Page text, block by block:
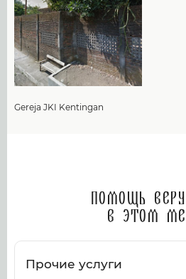
Gereja JKI Kentingan
Помощь
в этом
Прочие услуги